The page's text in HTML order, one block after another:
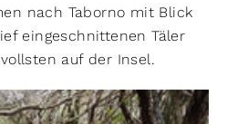
nach Taborno mit Blick
eingeschnittenen Täler
auf der Insel.